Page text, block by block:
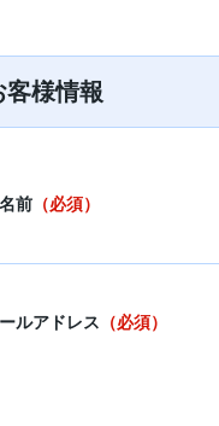
客様情報
前 （必須）
ルアドレス （必須）